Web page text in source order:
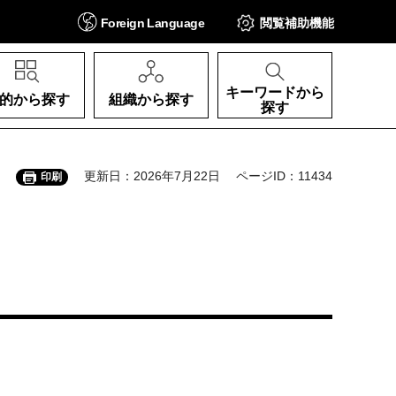
Foreign Language 閲覧補助機能
から探す 組織から探す
キーワードから
探す
印刷 更新日：2026年7月22日 ページID：11434